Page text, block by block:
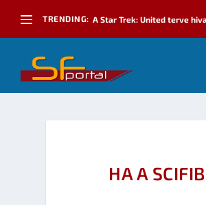
TRENDING: A Star Trek: United terve
HA A